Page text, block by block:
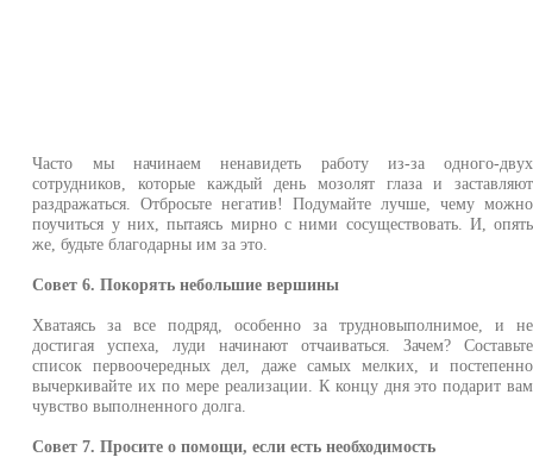
Часто мы начинаем ненавидеть работу из-за одного-двух
сотрудников, которые каждый день мозолят глаза и заставляют
раздражаться. Отбросьте негатив! Подумайте лучше, чему можно
поучиться у них, пытаясь мирно с ними сосуществовать. И, опять
же, будьте благодарны им за это.
Совет 6. Покорять небольшие вершины
Хватаясь за все подряд, особенно за трудновыполнимое, и не
достигая успеха, луди начинают отчаиваться. Зачем? Составьте
список первоочередных дел, даже самых мелких, и постепенно
вычеркивайте их по мере реализации. К концу дня это подарит вам
чувство выполненного долга.
Совет 7. Просите о помощи, если есть необходимость